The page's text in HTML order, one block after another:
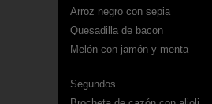
Arroz negro con sepia
Quesadilla de bacon
Melón con jamón y menta
Segundos